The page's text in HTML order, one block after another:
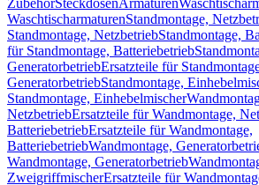
ZubehörSteckdosenArmaturen
WaschtischarmaturenStandmontage,
Standmontage, NetzbetriebStandmontage,
für Standmontage, Batteriebetrieb
GeneratorbetriebErsatzteile für
GeneratorbetriebStandmontage,
Standmontage, Einhebelmischer
NetzbetriebErsatzteile für Wandmontage,
BatteriebetriebErsatzteile für Wandmontage,
BatteriebetriebWandmontage,
Wandmontage, Generatorbetrieb
ZweigriffmischerErsatzteile für